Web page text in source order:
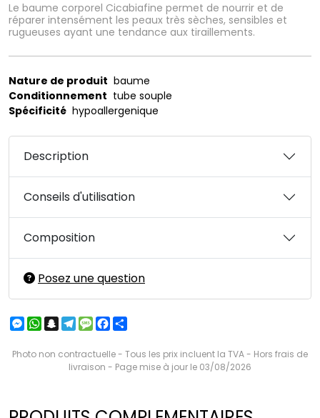
Le baume corporel Cicabiafine permet de nourrir et de
réparer intensément les peaux très sèches, sensibles et
rugueuses ayant une tendance aux tiraillements.
Nature de produit baume
Conditionnement tube souple
Spécificité hypoallergenique
Description
Conseils d'utilisation
Composition
Posez une question
Messenger
WhatsApp
Snapchat
Telegram
MessageFacebook
Photo non contractuelle - Tous les prix incluent la TVA - Hors frais de
livraison - Page mise à jour le 03/08/2026